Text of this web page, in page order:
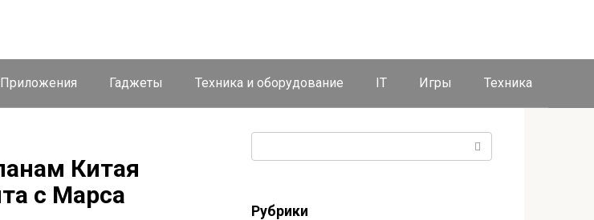
Приложения Гаджеты Техника и оборудование IT Игры Техника
Китая
с Марса
Рубрики